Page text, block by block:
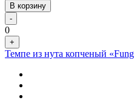
В корзину
-
0
+
Темпе из нута копченый